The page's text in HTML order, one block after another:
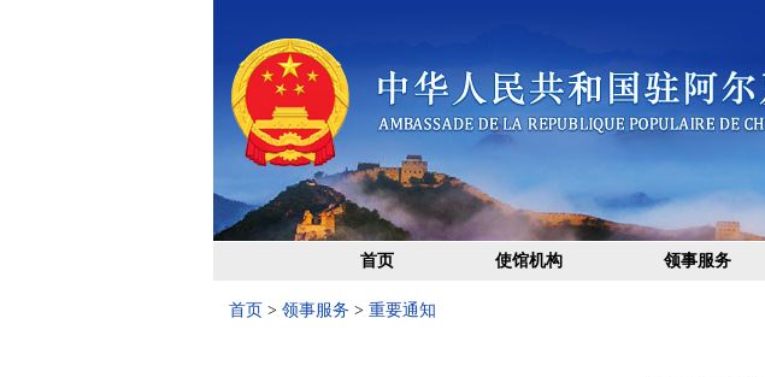
首页 使馆机构 领事服务
首页 > 领事服务 > 重要通知